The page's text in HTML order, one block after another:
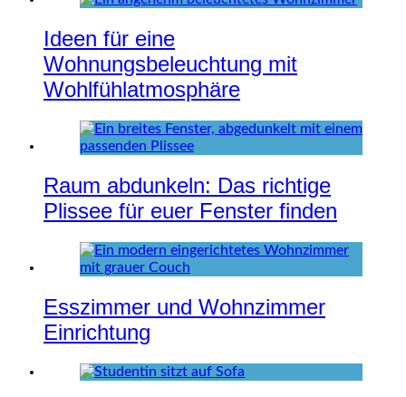
Ideen für eine
Wohnungsbeleuchtung mit
Wohlfühlatmosphäre
Raum abdunkeln: Das richtige
Plissee für euer Fenster finden
Esszimmer und Wohnzimmer
Einrichtung